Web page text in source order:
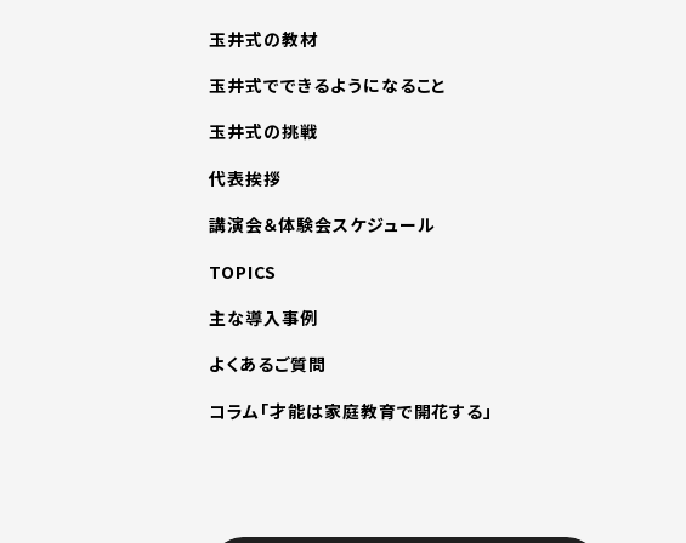
玉井式の教材
玉井式でできるようになること
玉井式の挑戦
代表挨拶
講演会＆体験会スケジュール
TOPICS
主な導入事例
よくあるご質問
コラム「才能は家庭教育で開花する」